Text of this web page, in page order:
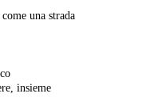
una strada
insieme